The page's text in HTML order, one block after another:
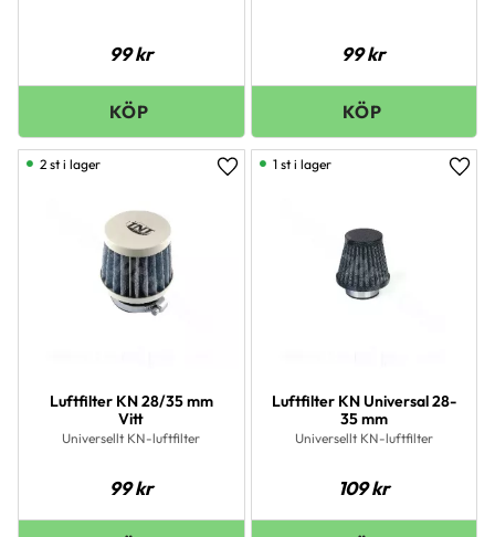
99kr 99kr
Luftfilter KN 28/35 mm
Vitt
Universellt KN-luftfilter
99kr
Lägg till i favoriter
2 st i lager
Luftfilter KN Universal 28-
35 mm
Universellt KN-luftfilter
109kr
1 st i lager